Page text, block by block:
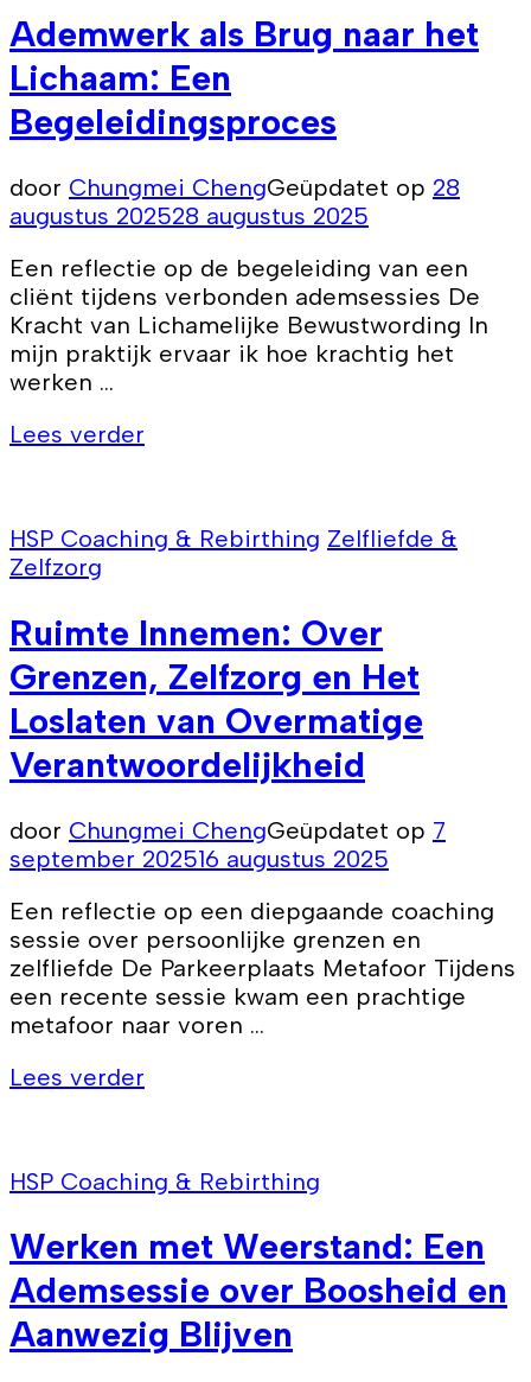
Ademwerk als Brug naar het
Lichaam: Een
Begeleidingsproces
door Chungmei ChengGeüpdatet op 28
augustus 202528 augustus 2025
Een reflectie op de begeleiding van een
cliënt tijdens verbonden ademsessies De
Kracht van Lichamelijke Bewustwording In
mijn praktijk ervaar ik hoe krachtig het
werken …
Lees verder
HSP Coaching & Rebirthing Zelfliefde &
Zelfzorg
Ruimte Innemen: Over
Grenzen, Zelfzorg en Het
Loslaten van Overmatige
Verantwoordelijkheid
door Chungmei ChengGeüpdatet op 7
september 202516 augustus 2025
Een reflectie op een diepgaande coaching
sessie over persoonlijke grenzen en
zelfliefde De Parkeerplaats Metafoor Tijdens
een recente sessie kwam een prachtige
metafoor naar voren …
Lees verder
HSP Coaching & Rebirthing
Werken met Weerstand: Een
Ademsessie over Boosheid en
Aanwezig Blijven